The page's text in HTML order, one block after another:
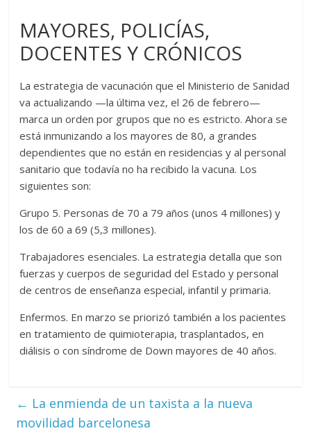
MAYORES, POLICÍAS,
DOCENTES Y CRÓNICOS
La estrategia de vacunación que el Ministerio de Sanidad
va actualizando —la última vez, el 26 de febrero—
marca un orden por grupos que no es estricto. Ahora se
está inmunizando a los mayores de 80, a grandes
dependientes que no están en residencias y al personal
sanitario que todavía no ha recibido la vacuna. Los
siguientes son:
Grupo 5. Personas de 70 a 79 años (unos 4 millones) y
los de 60 a 69 (5,3 millones).
Trabajadores esenciales. La estrategia detalla que son
fuerzas y cuerpos de seguridad del Estado y personal
de centros de enseñanza especial, infantil y primaria.
Enfermos. En marzo se priorizó también a los pacientes
en tratamiento de quimioterapia, trasplantados, en
diálisis o con síndrome de Down mayores de 40 años.
← La enmienda de un taxista a la nueva
movilidad barcelonesa